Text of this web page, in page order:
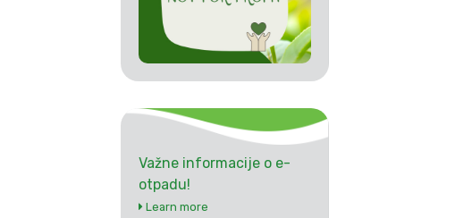
Važne informacije o e-
otpadu!
Learn more